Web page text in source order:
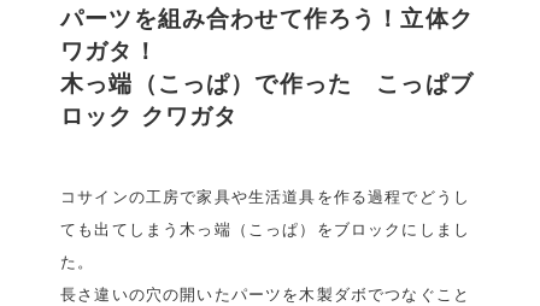
パーツを組み合わせて作ろう！立体ク
ワガタ！
木っ端（こっぱ）で作った こっぱブ
ロック クワガタ
コサインの工房で家具や生活道具を作る過程でどうし
ても出てしまう木っ端（こっぱ）をブロックにしまし
た。
長さ違いの穴の開いたパーツを木製ダボでつなぐこと